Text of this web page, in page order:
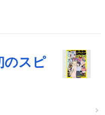
のスピ